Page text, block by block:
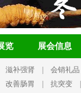
览 展会信息
滋补强肾 会销礼品
改善肠胃 抗突变